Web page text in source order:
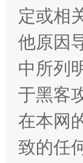
揭
定或相
他原因
中所列
于黑客
在本网
致的任